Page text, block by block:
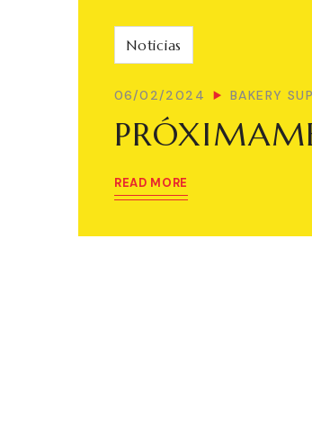
Noticias
06/02/2024 BAKERY
READ MORE